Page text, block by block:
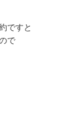
ですと
で